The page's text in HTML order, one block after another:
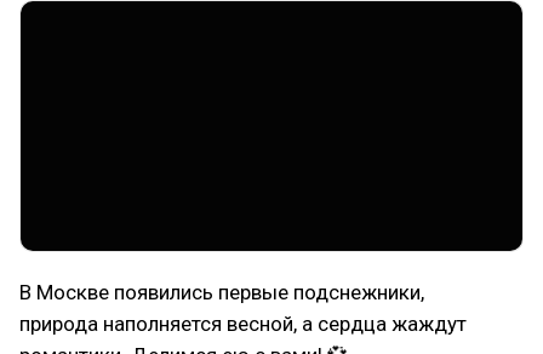
В Москве появились первые подснежники,
природа наполняется весной, а сердца жаждут